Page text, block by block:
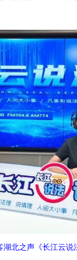
湖北之声《长江云说